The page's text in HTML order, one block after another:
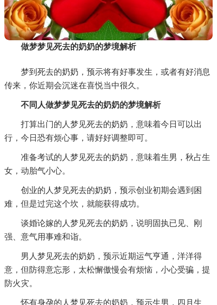
做梦梦见死去的奶奶的梦境解析
梦到死去的奶奶，预示将有好事发生，或者有好消息
传来，你近期会沉迷在喜悦当中很久。
不同人做梦梦见死去的奶奶的梦境解析
打算出门的人梦见死去的奶奶，意味着今日可以出
行，今日恐有烦心事，请好好调整即可。
准备考试的人梦见死去的奶奶，意味着生男，秋占生
女，动胎气小心。
创业的人梦见死去的奶奶，预示创业初期会遇到困
难，但是过完这个坎，就能获得成功。
谈婚论嫁的人梦见死去的奶奶，说明固执已见、刚
强、意气用事难和诣。
男人梦见死去的奶奶，预示近期运气亨通，洋洋得
意，但防得意忘形，太松懈傲慢会有烦恼，小心受骗，提
防火灾。
怀有身孕的人梦见死去的奶奶，预示生男，四月生